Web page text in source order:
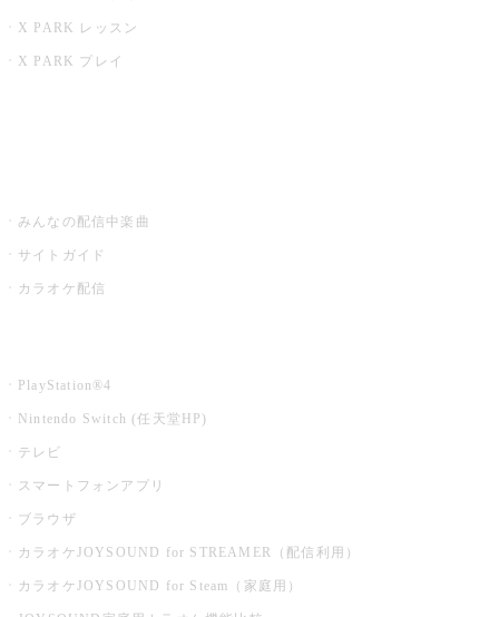
X PARK レッスン
X PARK プレイ
みんなの配信中楽曲
サイトガイド
カラオケ配信
PlayStation®4
Nintendo Switch (任天堂HP)
テレビ
スマートフォンアプリ
ブラウザ
カラオケJOYSOUND for STREAMER（配信利用）
カラオケJOYSOUND for Steam（家庭用）